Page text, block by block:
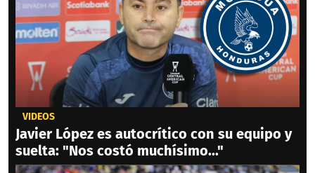
VIDEOS
Javier López es autocrítico con su equipo y
suelta: "Nos costó muchísimo..."